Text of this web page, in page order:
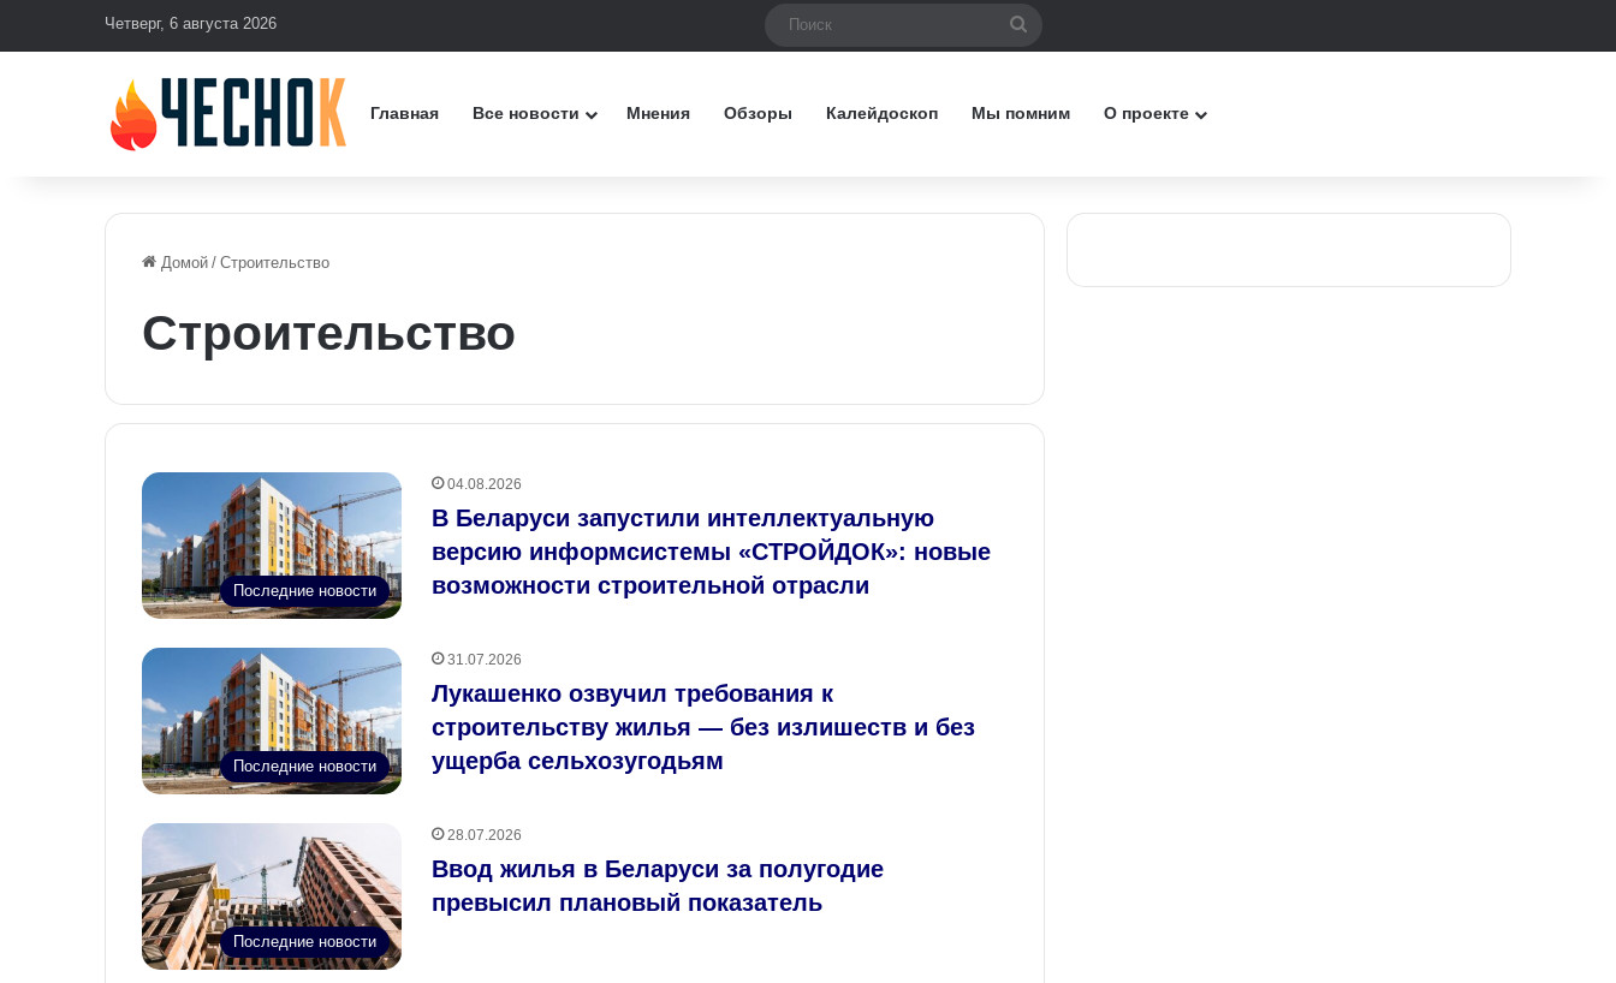
Четверг, 6 августа 2026
Главная Все новости Мнения Обзоры Калейдоскоп Мы помним О проекте
Домой / Строительство
Строительство
Последние новости
04.08.2026
В Беларуси запустили интеллектуальную
версию информсистемы «СТРОЙДОК»: новые
возможности строительной отрасли
Последние новости
31.07.2026
Лукашенко озвучил требования к
строительству жилья — без излишеств и без
ущерба сельхозугодьям
Последние новости
28.07.2026
Ввод жилья в Беларуси за полугодие
превысил плановый показатель